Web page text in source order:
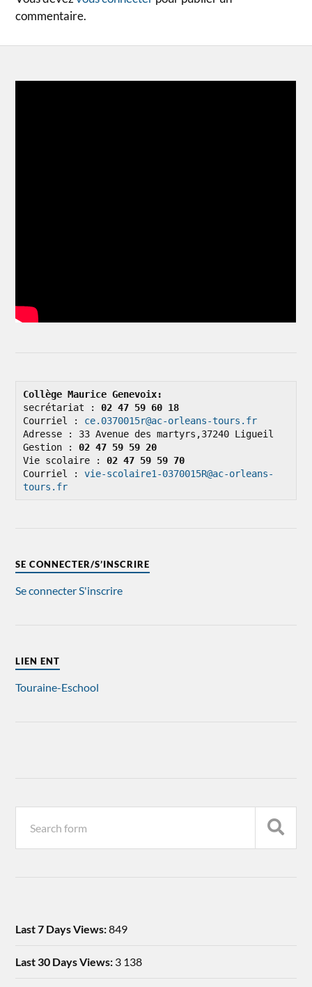
commentaire.
Collège Maurice Genevoix:
secrétariat : 02 47 59 60 18
Courriel : ce.0370015r@ac-orleans-tours.fr
Adresse : 33 Avenue des martyrs,37240 Ligueil
Gestion : 02 47 59 59 20
Vie scolaire : 02 47 59 59 70
Courriel : vie-scolaire1-0370015R@ac-orleans-
tours.fr
SE CONNECTER/S’INSCRIRE
Se connecter S'inscrire
LIEN ENT
Touraine-Eschool
Last 7 Days Views:849
Last 30 Days Views: 3 138